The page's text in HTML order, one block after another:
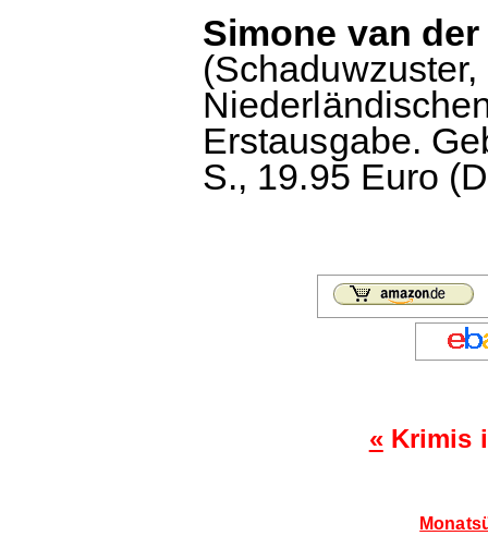
Simone van
Erstausgabe.
S., 19.95 Euro
«Krimis